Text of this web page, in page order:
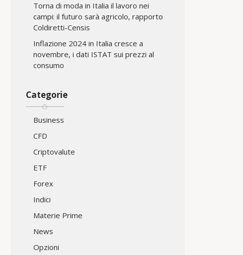
Torna di moda in Italia il lavoro nei
campi: il futuro sarà agricolo, rapporto
Coldiretti-Censis
Inflazione 2024 in Italia cresce a
novembre, i dati ISTAT sui prezzi al
consumo
Categorie
Business
CFD
Criptovalute
ETF
Forex
Indici
Materie Prime
News
Opzioni